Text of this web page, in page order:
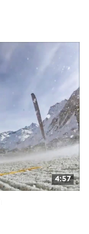
4:57